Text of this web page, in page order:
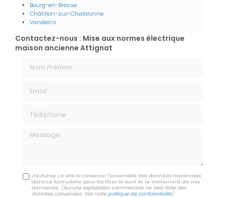
Bourg-en-Bresse
Châtillon-sur-Chalaronne
Vandeins
Contactez-nous : Mise aux normes électrique
maison ancienne Attignat
Message
J'autorise ce site à conserver l'ensemble des données transmises
dans ce formulaire pour faciliter le suivi et le traitement de ma
demande. (Aucune exploitation commerciale ne sera faite des
données conservées. Voir notrepolitique de confidentialité)